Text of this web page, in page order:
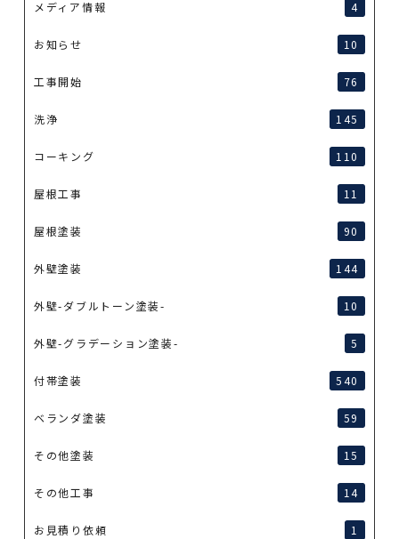
メディア情報 4
お知らせ 10
工事開始 76
洗浄 145
コーキング 110
屋根工事 11
屋根塗装 90
外壁塗装 144
外壁-ダブルトーン塗装- 10
外壁-グラデーション塗装- 5
付帯塗装 540
ベランダ塗装 59
その他塗装 15
その他工事 14
お見積り依頼 1